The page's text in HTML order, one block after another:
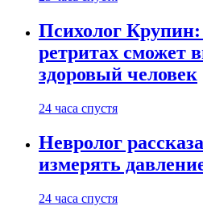
Психолог
ретритах сможет
здоровый человек
24 часа спустя
Невролог
измерять
24 часа спустя